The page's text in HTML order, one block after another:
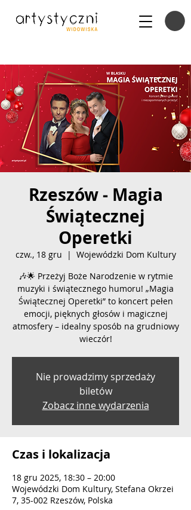
Rzeszów - Magia
Świątecznej
Operetki
czw., 18 gru
  |
Wojewódzki Dom Kultury
🎶🌟 Przeżyj Boże Narodzenie w rytmie
muzyki i świątecznego humoru! „Magia
Świątecznej Operetki” to koncert pełen
emocji, pięknych głosów i magicznej
atmosfery – idealny sposób na grudniowy
wieczór!
Nie prowadzimy sprzedaży
biletów
Zobacz inne wydarzenia
Czas i lokalizacja
18 gru 2025, 18:30 – 20:00
Wojewódzki Dom Kultury, Stefana Okrzei
7, 35-002 Rzeszów, Polska